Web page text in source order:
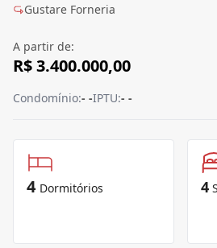
Gustare Forneria
A partir de:
R$ 3.400.000,00
Condomínio:- -IPTU:- -
4 Dormitórios 4